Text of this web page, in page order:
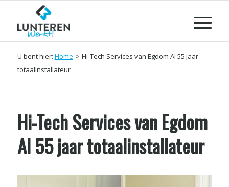
U bent hier: Home > Hi-Tech Services van Egdom Al 55 jaar
totaalinstallateur
Hi-Tech Services van Egdom
Al 55 jaar totaalinstallateur